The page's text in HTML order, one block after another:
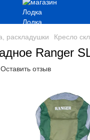
раскладушки Кресло
Ranger
Оставить отзыв